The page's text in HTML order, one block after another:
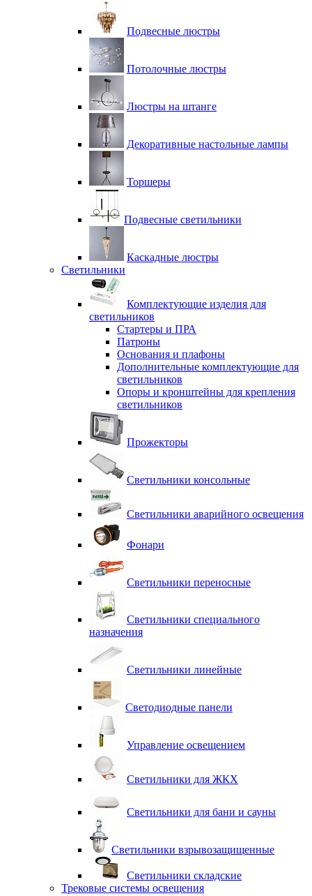
Подвесные люстры
Потолочные люстры
Люстры на штанге
Декоративные настольные лампы
Торшеры
Подвесные светильники
Каскадные люстры
Светильники
Комплектующие изделия для
светильников
Стартеры и ПРА
Патроны
Основания и плафоны
Дополнительные комплектующие для
светильников
Опоры и кронштейны для крепления
светильников
Прожекторы
Светильники консольные
Светильники аварийного освещения
Фонари
Светильники переносные
Светильники специального
назначения
Светильники линейные
Светодиодные панели
Управление освещением
Светильники для ЖКХ
Светильники для бани и сауны
Светильники взрывозащищенные
Светильники складские
Трековые системы освещения